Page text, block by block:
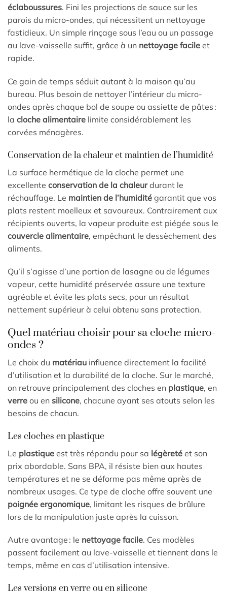
éclaboussures. Fini les projections de sauce sur les
parois du micro-ondes, qui nécessitent un nettoyage
fastidieux. Un simple rinçage sous l’eau ou un passage
au lave-vaisselle suffit, grâce à un nettoyage facile et
rapide.
Ce gain de temps séduit autant à la maison qu’au
bureau. Plus besoin de nettoyer l’intérieur du micro-
ondes après chaque bol de soupe ou assiette de pâtes :
la cloche alimentaire limite considérablement les
corvées ménagères.
Conservation de la chaleur et maintien de l’humidité
La surface hermétique de la cloche permet une
excellente conservation de la chaleurdurant le
réchauffage. Le maintien de l’humidité garantit que vos
plats restent moelleux et savoureux. Contrairement aux
récipients ouverts, la vapeur produite est piégée sous le
couvercle alimentaire, empêchant le dessèchement des
aliments.
Qu’il s’agisse d’une portion de lasagne ou de légumes
vapeur, cette humidité préservée assure une texture
agréable et évite les plats secs, pour un résultat
nettement supérieur à celui obtenu sans protection.
Quel matériau choisir pour sa cloche micro-
ondes ?
Le choix du matériau influence directement la facilité
d’utilisation et la durabilité de la cloche. Sur le marché,
on retrouve principalement des cloches en plastique, en
verre ou en silicone, chacune ayant ses atouts selon les
besoins de chacun.
Les cloches en plastique
Le plastique est très répandu pour sa légèreté et son
prix abordable. Sans BPA, il résiste bien aux hautes
températures et ne se déforme pas même après de
nombreux usages. Ce type de cloche offre souvent une
poignée ergonomique, limitant les risques de brûlure
lors de la manipulation juste après la cuisson.
Autre avantage : le nettoyage facile. Ces modèles
passent facilement au lave-vaisselle et tiennent dans le
temps, même en cas d’utilisation intensive.
Les versions en verre ou en silicone